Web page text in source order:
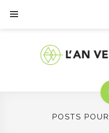
POSTS POUR